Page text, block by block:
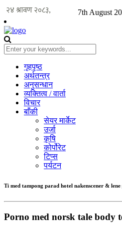
7th August
गृहपृष्ठ
अर्थतन्त्र
अनुसन्धान
व्यक्तित्व / वार्ता
विचार
बाँकी
सेयर मार्केट
उर्जा
कृषि
कोर्पोरेट
टिप्स
पर्यटन
Ti med tampong parad hotel nakenscener &
Porno med norsk tale body